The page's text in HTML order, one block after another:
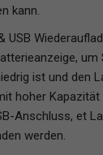
kann.
USB
um
ist und den
hoher
Anschluss, et
werden.